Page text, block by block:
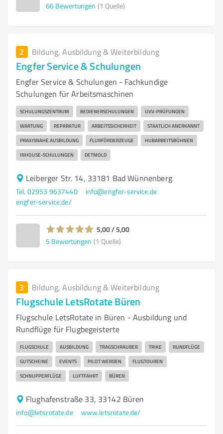
66 Bewertungen (1 Quelle)
2 Bildung, Ausbildung & Weiterbildung
Engfer Service & Schulungen
Engfer Service & Schulungen - Fachkundige
Schulungen für Arbeitsmaschinen
SCHULUNGSZENTRUM BEDIENERSCHULUNGEN UVV-PRÜFUNGEN
WARTUNG REPARATUR ARBEITSSICHERHEIT STAATLICH ANERKANNT
PRAXISNAHE AUSBILDUNG FLURFÖRDERZEUGE HUBARBEITSBÜHNEN
INHOUSE-SCHULUNGEN DETMOLD
Leiberger Str. 14, 33181 Bad Wünnenberg
Tel. 02953 9637440
info@engfer-service.de
engfer-service.de/
5,00 / 5,00
5 Bewertungen (1 Quelle)
3 Bildung, Ausbildung & Weiterbildung
Flugschule LetsRotate Büren
Flugschule LetsRotate in Büren - Ausbildung und
Rundflüge für Flugbegeisterte
FLUGSCHULE AUSBILDUNG TRAGSCHRAUBER TRIKE RUNDFLÜGE
GUTSCHEINE EVENTS PILOT WERDEN FLUGTOUREN
SCHNUPPERFLÜGE LUFTFAHRT BÜREN
Flughafenstraße 33, 33142 Büren
info@letsrotate.de www.letsrotate.de/